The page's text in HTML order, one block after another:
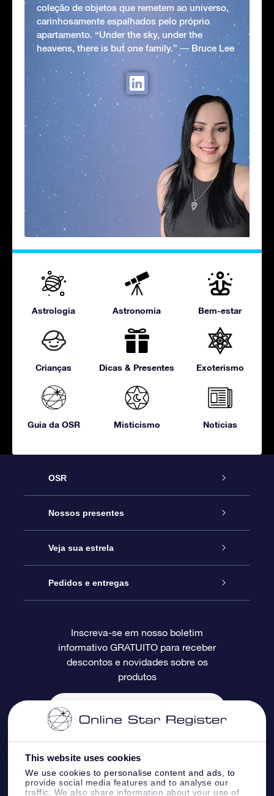
This website uses cookies
We use cookies to personalise content and ads, to
provide social media features and to analyse our
traffic. We also share information about your use of
coleção de objetos que remetem ao universo,
carinhosamente espalhados pelo próprio
apartamento. “Under the sky, under the
heavens, there is but one family.” ― Bruce Lee
Astrologia Astronomia Bem-estar
Crianças Dicas & Presentes Exoterismo
Guia da OSR Misticismo Notícias
OSR
Serviço
Entre em contato conosco
Blog
Avaliações
Nossos presentes
Presente estrelar on-line
Pacote de presente da OSR
O cartão de presente da OSR
Presentes corporativos
Veja sua estrela
Star Register
Página estelar personalizada
Um Milhão de Estrelas
OSR Starsaver
Aplicativo RV Fly me to the stars
Pedidos e entregas
Informações de pagamento
Política de devolução
Constelações
Inscreva-se em nosso boletim
informativo GRATUITO para receber
descontos e novidades sobre os
produtos